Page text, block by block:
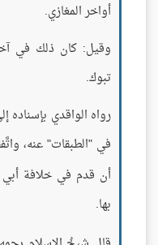
أواخر المغازي.
وقيل: كان ذلك في
تبوك.
رواه الواقدي
في "الطبقات" عنه،
أن قدم في خلافة
بها.